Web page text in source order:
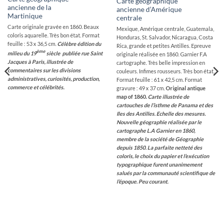
ancienne de la
Martinique
Carte originale gravée en 1860. Beaux
coloris aquarelle. Très bon état. Format
feuille : 53 x 36,5 cm. Célèbre édition du
milieu du 19èmesiècle publiée rue Saint
Jacques à Paris, illustrée de
commentaires sur les divisions
administratives, curiosités, production,
commerce et célébrités.
ancienne d’Amérique
centrale
Mexique, Amérique centrale, Guatemala,
Honduras, St. Salvador, Nicaragua, Costa
Rica, grande et petites Antilles. Epreuve
originale réalisée en 1860. Garnier F.A
cartographe. Très belle impression en
couleurs. Infimes rousseurs. Très bon état.
Format feuille : 61 x 42,5 cm. Format
gravure : 49 x 37 cm. Original antique
map of 1860. Carte illustrée de
cartouches de l’isthme de Panama et des
Iles des Antilles. Echelle des mesures.
Nouvelle géographie réalisée par le
cartographe L.A Garnier en 1860,
membre de la société de Géographie
depuis 1850. La parfaite netteté des
coloris, le choix du papier et l’exécution
typographique furent unanimement
salués par la communauté scientifique de
l’époque. Peu courant.